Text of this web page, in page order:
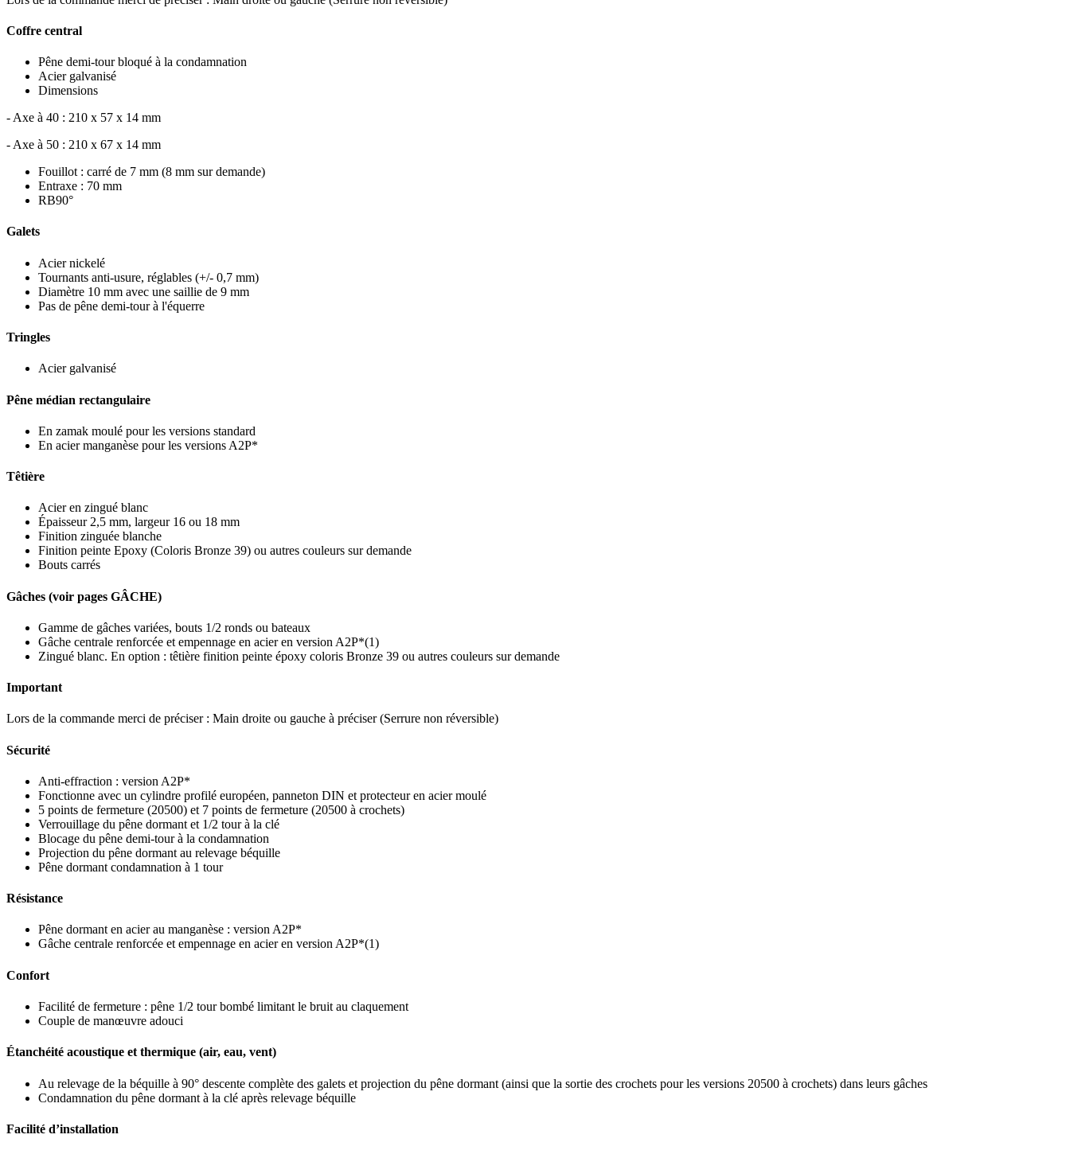
Coffre central
Pêne demi-tour bloqué à la condamnation
Acier galvanisé
Dimensions
- Axe à 40 : 210 x 57 x 14 mm
- Axe à 50 : 210 x 67 x 14 mm
Fouillot : carré de 7 mm (8 mm sur demande)
Entraxe : 70 mm
RB90°
Galets
Acier nickelé
Tournants anti-usure, réglables (+/- 0,7 mm)
Diamètre 10 mm avec une saillie de 9 mm
Pas de pêne demi-tour à l'équerre
Tringles
Acier galvanisé
Pêne médian rectangulaire
En zamak moulé pour les versions standard
En acier manganèse pour les versions A2P*
Têtière
Acier en zingué blanc
Épaisseur 2,5 mm, largeur 16 ou 18 mm
Finition zinguée blanche
Finition peinte Epoxy (Coloris Bronze 39) ou autres couleurs sur demande
Bouts carrés
Gâches (voir pages GÂCHE)
Gamme de gâches variées, bouts 1/2 ronds ou bateaux
Gâche centrale renforcée et empennage en acier en version A2P*(1)
Zingué blanc. En option : têtière finition peinte époxy coloris Bronze 39 ou autres couleurs sur demande
Important
Lors de la commande merci de préciser : Main droite ou gauche à préciser (Serrure non réversible)
Sécurité
Anti-effraction : version A2P*
Fonctionne avec un cylindre profilé européen, panneton DIN et protecteur en acier moulé
5 points de fermeture (20500) et 7 points de fermeture (20500 à crochets)
Verrouillage du pêne dormant et 1/2 tour à la clé
Blocage du pêne demi-tour à la condamnation
Projection du pêne dormant au relevage béquille
Pêne dormant condamnation à 1 tour
Résistance
Pêne dormant en acier au manganèse : version A2P*
Gâche centrale renforcée et empennage en acier en version A2P*(1)
Confort
Facilité de fermeture : pêne 1/2 tour bombé limitant le bruit au claquement
Couple de manœuvre adouci
Étanchéité acoustique et thermique (air, eau, vent)
Au relevage de la béquille à 90° descente complète des galets et projection du pêne dormant (ainsi que la sortie des crochets pour les versions 20500 à crochets) dans leurs gâches
Condamnation du pêne dormant à la clé après relevage béquille
Facilité d’installation